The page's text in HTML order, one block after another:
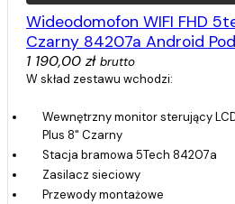
Wideodomofon WIFI FHD
Czarny 84207a Android
1 190,00 zł brutto
W skład zestawu wchodzi:
Wewnętrzny monitor sterujący
Plus 8" Czarny
Stacja bramowa 5Tech 84207a
Zasilacz sieciowy
Przewody montażowe